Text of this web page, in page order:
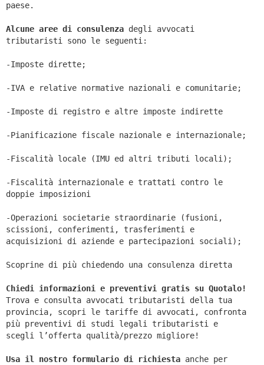
paese.
Alcune aree di consulenza degli avvocati
tributaristi sono le seguenti:
-Imposte dirette;
-IVA e relative normative nazionali e comunitarie;
-Imposte di registro e altre imposte indirette
-Pianificazione fiscale nazionale e internazionale;
-Fiscalità locale (IMU ed altri tributi locali);
-Fiscalità internazionale e trattati contro le
doppie imposizioni
-Operazioni societarie straordinarie (fusioni,
scissioni, conferimenti, trasferimenti e
acquisizioni di aziende e partecipazioni sociali);
Scoprine di più chiedendo una consulenza diretta
Chiedi informazioni e preventivi gratis su Quotalo!
Trova e consulta avvocati tributaristi della tua
provincia, scopri le tariffe di avvocati, confronta
più preventivi di studi legali tributaristi e
scegli l’offerta qualità/prezzo migliore!
Usa il nostro formulario di richiesta anche per